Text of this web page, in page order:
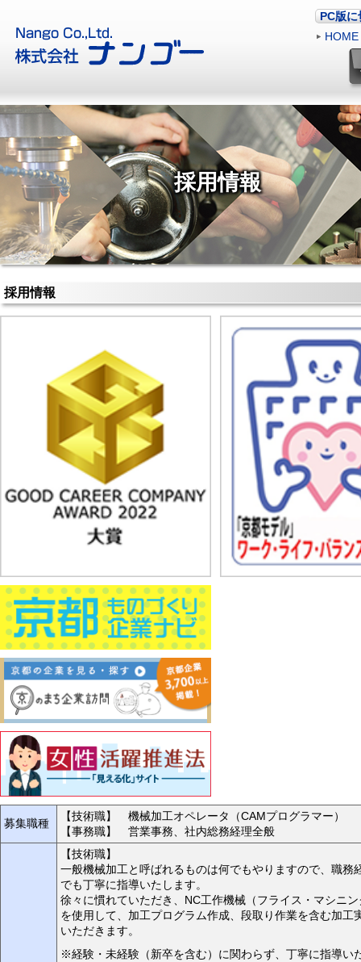
PC版に
HOME
採用情報
採用情報
募集職種
【技術職】 機械加工オペレータ（CAMプログラマー）
【事務職】 営業事務、社内総務経理全般
【技術職】
一般機械加工と呼ばれるものは何でもやりますので、職務
でも丁寧に指導いたします。
徐々に慣れていただき、NC工作機械（フライス・マシニ
を使用して、加工プログラム作成、段取り作業を含む加工
いただきます。
※経験・未経験（新卒を含む）に関わらず、丁寧に指導い